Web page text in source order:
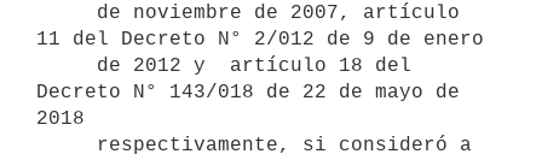
11 del Decreto N° 2/012 de 9 de enero
Decreto N° 143/018 de 22 de mayo de
2018